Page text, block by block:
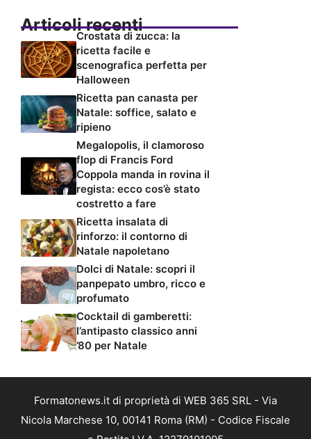
Articoli recenti
Crostata di zucca: la
ricetta facile e
scenografica perfetta per
Halloween
Ricetta pan canasta per
Natale: soffice, salato e
ripieno
Megalopolis, il clamoroso
flop di Francis Ford
Coppola manda in rovina il
regista: ecco cos’è stato
costretto a fare
Ricetta insalata di
rinforzo: il contorno di
Natale napoletano
Dolci di Natale: scopri il
panpepato umbro, ricco e
profumato
Cocktail di gamberetti:
l’antipasto classico anni
’80 per Natale
Formatonews.it di proprietà di WEB 365 SRL - Via
Nicola Marchese 10, 00141 Roma (RM) - Codice Fiscale